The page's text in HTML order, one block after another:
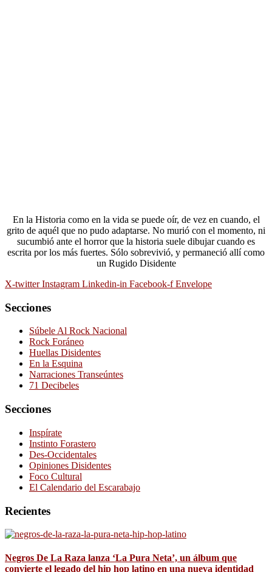
En la Historia como en la vida se puede oír, de vez en cuando, el
grito de aquél que no pudo adaptarse. No murió con el momento, ni
sucumbió ante el horror que la historia suele dibujar cuando es
escrita por los más fuertes. Sólo sobrevivió, y permaneció allí como
un Rugido Disidente
X-twitter Instagram Linkedin-in Facebook-f Envelope
Secciones
Súbele Al Rock Nacional
Rock Foráneo
Huellas Disidentes
En la Esquina
Narraciones Transeúntes
71 Decibeles
Secciones
Inspírate
Instinto Forastero
Des-Occidentales
Opiniones Disidentes
Foco Cultural
El Calendario del Escarabajo
Recientes
Negros De La Raza lanza ‘La Pura Neta’, un álbum que
convierte el legado del hip hop latino en una nueva identidad